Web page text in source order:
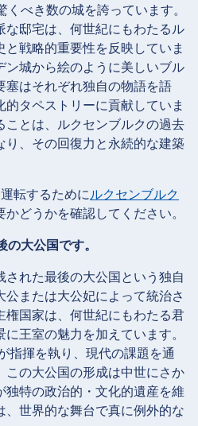
べき数の城を誇っています。
な邸宅は、何世紀にもわたるル
戦略的重要性を反映していま
ン城から絵のように美しいブル
塞はそれぞれ独自の物語を語
的タペストリーに貢献していま
ことは、ルクセンブルクの過去
り、その回復力と永続的な建築
転するためにルクセンブルク
かどうかを確認してください。
大公国です。
された最後の大公国という独自
または大公妃によって統治さ
権国家は、何世紀にもわたる君
王室の魅力を加えています。
指揮を執り、現代の課題を通
この大公国の形成は中世にさか
特の政治的・文化的遺産を維
世界的な舞台で真に例外的な